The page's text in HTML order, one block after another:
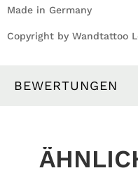
Made in Germany
Copyright by Wandtattoo
BEWERTUNGEN